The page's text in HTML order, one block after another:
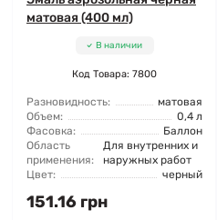
матовая (400 мл)
В наличии
Код Товара: 7800
Разновидность:
матовая
Объем:
0,4 л
Фасовка:
Баллон
Область
применения:
Для внутренних и
наружных работ
Цвет:
черный
151.16 грн